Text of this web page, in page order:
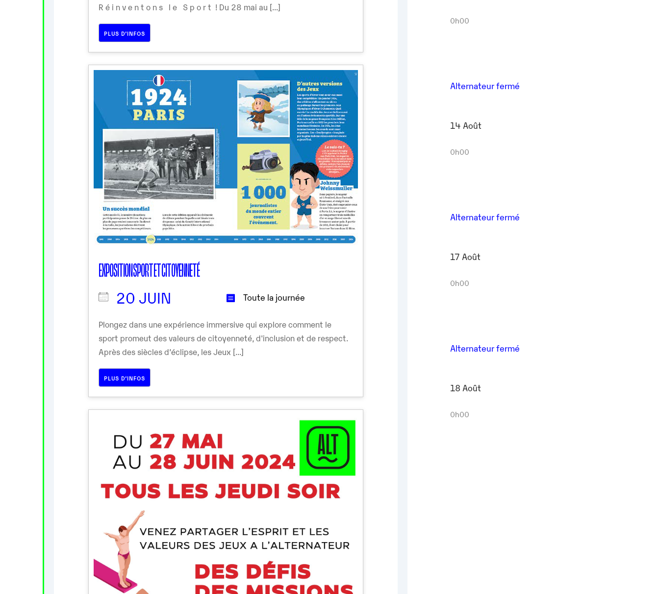
R é i n v e n t o n s l e S p o r t ! Du 28 mai au [...]
PLUS D’INFOS
EXPOSITION SPORT ET CITOYENNETÉ
20 JUIN Toute la journée
Plongez dans une expérience immersive qui explore comment le
sport promeut des valeurs de citoyenneté, d'inclusion et de respect.
Après des siècles d’éclipse, les Jeux [...]
PLUS D’INFOS
0h00
Alternateur fermé
14 Août
0h00
Alternateur fermé
17 Août
0h00
Alternateur fermé
18 Août
0h00